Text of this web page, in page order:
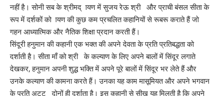
नहीं है। सोनी सब के श्रीमद् ायण में सुजय रेऊ श्री और प्राची बंसल सीता के
रूप में दर्शकों को ायण की कुछ कम प्रचलित कहानियों से रूबरू कराते हैं जो
गहन आध्यात्मिक और नैतिक शिक्षा प्रदान करती हैं।
सिंदूरी हनुमान की कहानी एक भक्त की अपने देवता के प्रति प्रतिबद्धता को
दर्शाती है। सीता माँ को श्री के कल्याण के लिए अपने बालों में सिंदूर लगाते
देखकर, हनुमान अपनी शुद्ध भक्ति में अपने पूरे बालों में सिंदूर भर लेते हैं और
उनके कल्याण की कामना करते हैं। उनका यह काम मासूमियत और अपने भगवान
के प्रति अटूट दोनों ही दर्शाता है। इस कहानी से सीख यह मिलती है कि अपने